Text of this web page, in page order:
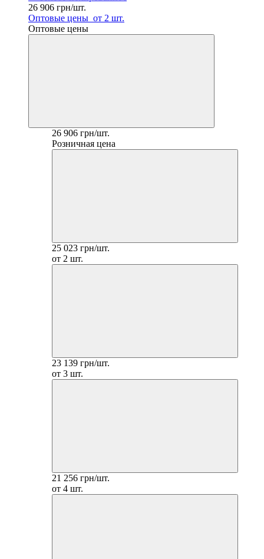
26 906 грн/шт.
Оптовые цены от 2 шт.
Оптовые цены
26 906 грн/шт.
Розничная цена
25 023 грн/шт.
от 2 шт.
23 139 грн/шт.
от 3 шт.
21 256 грн/шт.
от 4 шт.